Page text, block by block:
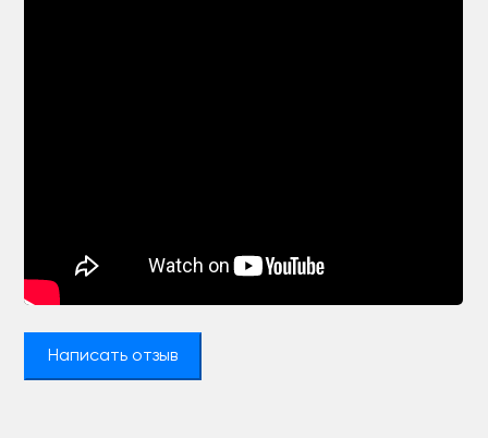
Написать отзыв